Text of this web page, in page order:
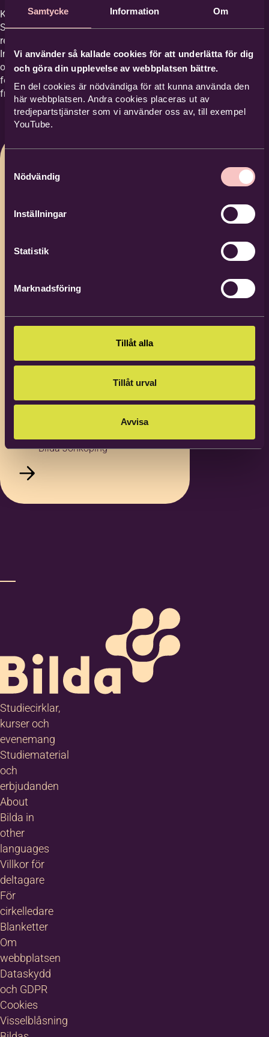
Samtycke Information Om
Vi använder så kallade cookies för att underlätta för dig
och göra din upplevelse av webbplatsen bättre.
En del cookies är nödvändiga för att kunna använda den
här webbplatsen. Andra cookies placeras ut av
tredjepartstjänster som vi använder oss av, till exempel
YouTube.
Nödvändig
Inställningar
Statistik
Marknadsföring
Tillåt alla
Tillåt urval
Avvisa
Kvällen är en del av Samhälldialogen.
Samhällsdialogen vill bidra med kunskap,
reflektion, samtal och handling. Som
Immanuelskyrkans mötesplats för tro, kultur
och samtid samlas här röster från olika håll
för att tillsammans belysa vår tids stora
frågor - med respekt, nyfikenhet och hopp.
Anna Borneling
Verksamhetsutvecklare
0736-65 92 80
anna.borneling@bilda.nu
Bilda Jönköping
Studiecirklar,
kurser och
evenemang
Studiematerial
och
erbjudanden
About
Bilda in
other
languages
Villkor för
deltagare
För
cirkelledare
Blanketter
Om
webbplatsen
Dataskydd
och GDPR
Cookies
Visselblåsning